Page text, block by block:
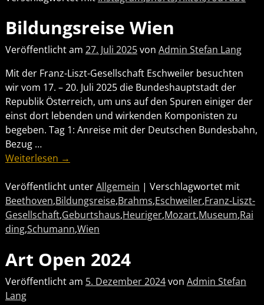
Bildungsreise Wien
Veröffentlicht am 27. Juli 2025von Admin Stefan Lang
Mit der Franz-Liszt-Gesellschaft Eschweiler besuchten
wir vom 17. – 20. Juli 2025 die Bundeshauptstadt der
Republik Österreich, um uns auf den Spuren einiger der
einst dort lebenden und wirkenden Komponisten zu
begeben. Tag 1: Anreise mit der Deutschen Bundesbahn,
Bezug …
Weiterlesen →
Veröffentlicht unterAllgemein | Verschlagwortet mit
Beethoven,Bildungsreise,Brahms,Eschweiler,Franz-Liszt-
Gesellschaft,Geburtshaus,Heuriger,Mozart,Museum,Rai
ding,Schumann,Wien
Art Open 2024
Veröffentlicht am 5. Dezember 2024von Admin Stefan
Lang